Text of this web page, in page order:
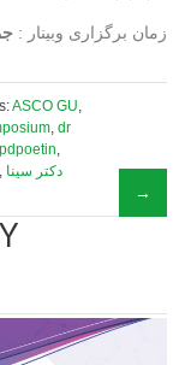
زمان برگزاری وبینار : جمعه ۲۳
ASCO GU,
, dr
pdpoetin,
, دکتر سینا